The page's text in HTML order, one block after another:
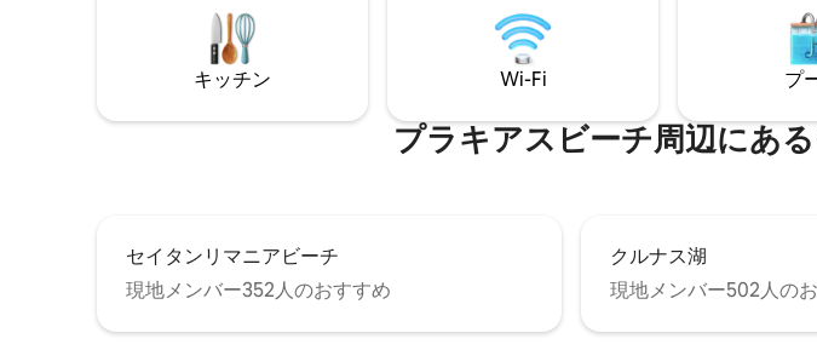
デザインで、最上級の家電が備わってい
ます。冷蔵庫、オーブン、電子レンジ、
コーヒーエリアを完備したキッチンをお
楽しみください。宿泊施設には、4つのア
パートメント用の大きな共用プールとベ
ビープールがあります。
ール、バーベキュー付きの屋外ダイニン
グエリア、海を望む屋上ベランダをお楽
しみください。オープンプランのインテ
リアには、設備の整ったキッチン、スマ
ートテレビ、モダンなアメニティが備わ
っています。家族やお友達との旅行に最
適です。
キッチン Wi-Fi プ
プラキアスビーチ⁠周⁠辺⁠に⁠あ⁠
セイタンリマニアビーチ
現地メンバー352人のおすすめ
クルナス湖
現地メンバー502人の